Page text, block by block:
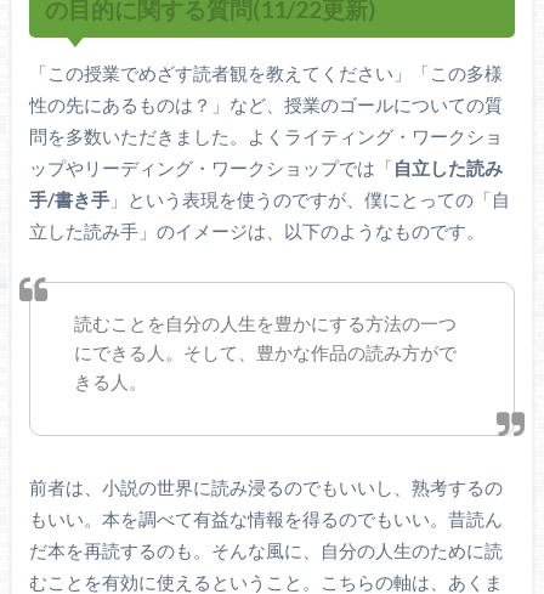
の目的に関する質問(11/22更新)
「この授業でめざす読者観を教えてください」「この多様
性の先にあるものは？」など、授業のゴールについての質
問を多数いただきました。よくライティング・ワークショ
ップやリーディング・ワークショップでは「自立した読み
手/書き手」という表現を使うのですが、僕にとっての「自
立した読み手」のイメージは、以下のようなものです。
読むことを自分の人生を豊かにする方法の一つ
にできる人。そして、豊かな作品の読み方がで
きる人。
前者は、小説の世界に読み浸るのでもいいし、熟考するの
もいい。本を調べて有益な情報を得るのでもいい。昔読ん
だ本を再読するのも。そんな風に、自分の人生のために読
むことを有効に使えるということ。こちらの軸は、あくま